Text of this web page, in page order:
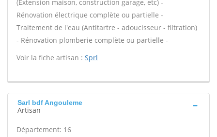
(Extension maison, construction garage, etc) -
Rénovation électrique complète ou partielle -
Traitement de l'eau (Antitartre - adoucisseur - filtration)
- Rénovation plomberie complète ou partielle -
Voir la fiche artisan : Sprl
Sarl bdf Angouleme
Artisan
Département: 16